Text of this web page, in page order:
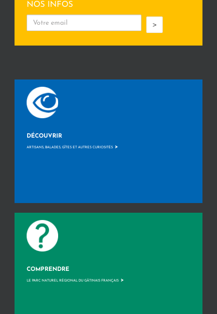
NOS INFOS
>
DÉCOUVRIR
ARTISANS, BALADES, GÎTES ET AUTRES CURIOSITÉS >
COMPRENDRE
LE PARC NATUREL RÉGIONAL DU GÂTINAIS FRANÇAIS >